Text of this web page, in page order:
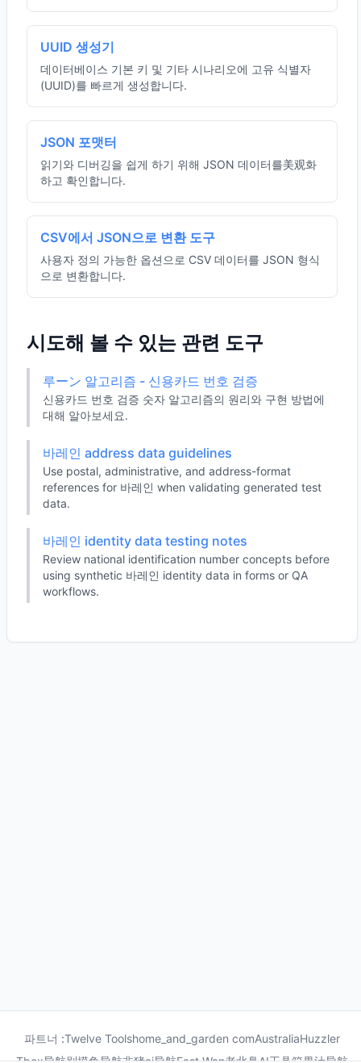
UUID 생성기
데이터베이스 기본 키 및 기타 시나리오에 고유 식별자
(UUID)를 빠르게 생성합니다.
JSON 포맷터
읽기와 디버깅을 쉽게 하기 위해 JSON 데이터를美观화
하고 확인합니다.
CSV에서 JSON으로 변환 도구
사용자 정의 가능한 옵션으로 CSV 데이터를 JSON 형식
으로 변환합니다.
시도해 볼 수 있는 관련 도구
루ーン 알고리즘 - 신용카드 번호 검증
신용카드 번호 검증 숫자 알고리즘의 원리와 구현 방법에
대해 알아보세요.
바레인 address data guidelines
Use postal, administrative, and address-format
references for 바레인 when validating generated test
data.
바레인 identity data testing notes
Review national identification number concepts before
using synthetic 바레인 identity data in forms or QA
workflows.
파트너 :Twelve Toolshome_and_garden comAustraliaHuzzler